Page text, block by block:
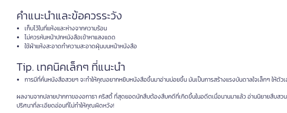
คำแนะนำและข้อควรระวัง
เก็บไว้ในที่แห้งและห่างจากความร้อน
ไม่ควรหันหน้าปกหนังสือเข้าหาแสงแดด
ใช้ผ้าแห้งสะอาดทำความสะอาดฝุ่นบนหน้าหนังสือ
Tip. เทคนิคเล็กๆ ที่แนะนำ
การมีที่คั่นหนังสือสวยๆ จะทำให้คุณอยากหยิบหนังสือขึ้นมาอ่านบ่อยขึ้น มันเป็นการสร้างแรงบันดาลใจเล็กๆ ให้ตัวเ
ผลงานจากปลายปากกาของอกาธา คริสตี้ ที่สุดยอดนักสืบต้องสืบคดีที่เกิดขึ้นในอดีตเมื่อนานมาแล้ว อ่านนิยายสืบสว
ปริศนาที่ละเอียดอ่อนที่ไม่ทำให้คุณผิดหวัง!